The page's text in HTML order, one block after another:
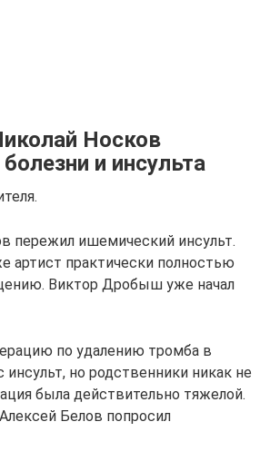
Носков
и инсульта
пережил ишемический инсульт.
артист практически полностью
Виктор Дробыш уже начал
по удалению тромба в
но родственники никак не
была действительно тяжелой.
Белов попросил